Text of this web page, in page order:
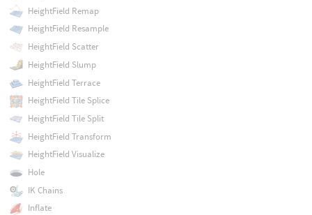
HeightField Remap
HeightField Resample
HeightField Scatter
HeightField Slump
HeightField Terrace
HeightField Tile Splice
HeightField Tile Split
HeightField Transform
HeightField Visualize
Hole
IK Chains
Inflate